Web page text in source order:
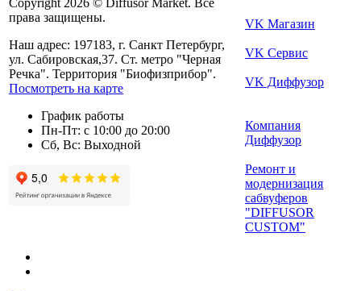
Copyright 2026 © Diffusor Market. Все
права защищены.
Наш адрес: 197183, г. Санкт Петербург,
ул. Сабировская,37. Ст. метро "Черная
Речка". Территория "Биофизприбор".
Посмотреть на карте
График работы
Пн-Пт: с 10:00 до 20:00
Сб, Вс: Выходной
VK Магазин
VK Сервис
VK Диффузор
Компания
Диффузор
Ремонт и
модернизация
сабвуферов
"DIFFUSOR
CUSTOM"